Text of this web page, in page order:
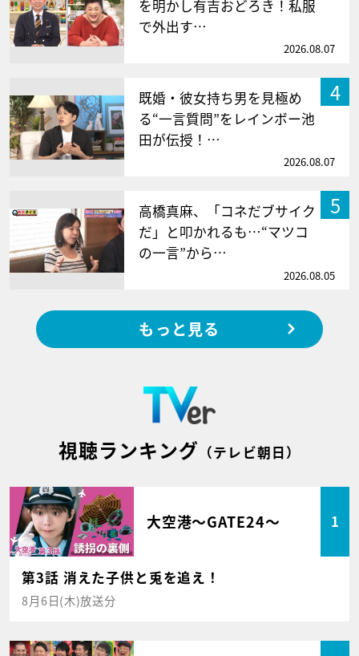
を明かし有吉おどろき！私服
で外出す…
2026.08.07
4
既婚・彼女持ち男を見極め
る“一言質問”をレインボー池
田が伝授！…
2026.08.07
5
高橋真麻、「コネだブサイク
だ」と叩かれるも…“マツコ
の一言”から…
2026.08.05
もっと見る
視聴ランキング （テレビ朝日）
大空港～GATE24～ 1
第3話 消えた子供と兎を追え！
8月6日(木)放送分